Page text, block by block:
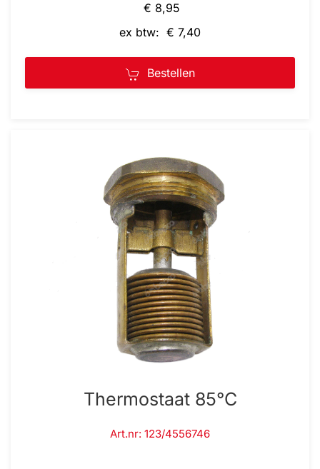
€ 8,95
ex btw: € 7,40
Bestellen
Thermostaat 85°C
Art.nr: 123/4556746